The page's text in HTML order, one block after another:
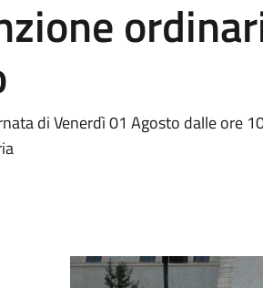
di Venerdì 01 Agosto dalle ore